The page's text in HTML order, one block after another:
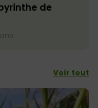
de
Voir tout